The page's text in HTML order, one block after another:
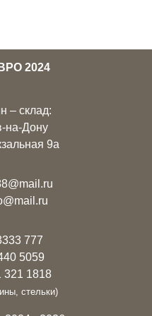
2024
– склад:
на-Дону
9а
777
5059
1818
стельки)